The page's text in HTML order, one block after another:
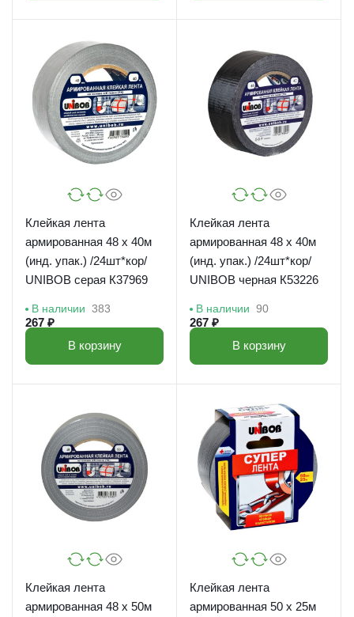
Клейкая лента
армированная 48 х 40м
(инд. упак.) /24шт*кор/
UNIBOB серая К37969
В наличии 383
267 ₽
В корзину
Клейкая лента
армированная 48 х 40м
(инд. упак.) /24шт*кор/
UNIBOB черная К53226
В наличии 90
267 ₽
В корзину
Клейкая лента
армированная 48 х 50м
Клейкая лента
армированная 50 х 25м